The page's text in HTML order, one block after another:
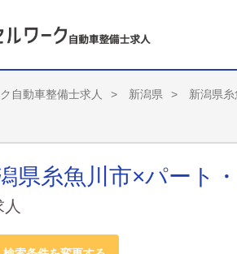
自動車整備士求人 新潟県 新潟県
県糸魚川市×パート